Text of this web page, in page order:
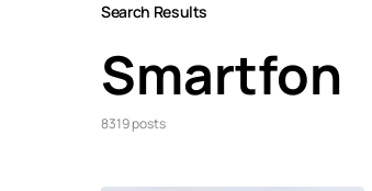
Search Results
Smartfon
8319 posts